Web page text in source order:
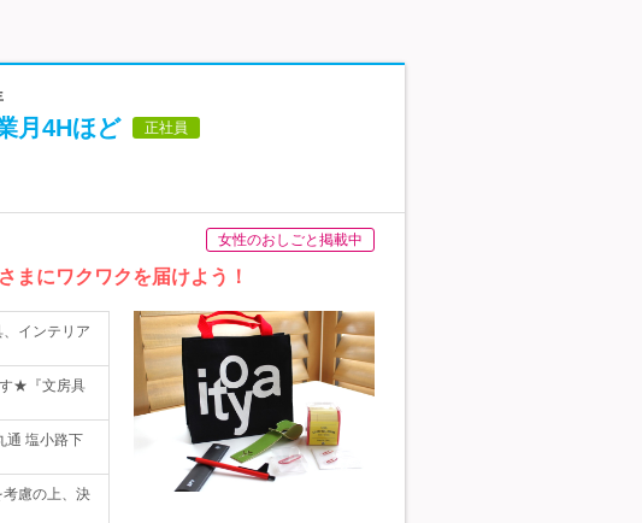
月4Hほど 正社員
女性のおしごと掲載中
まにワクワクを届けよう！
インテリア
★『文房具
通 塩小路下
慮の上、決